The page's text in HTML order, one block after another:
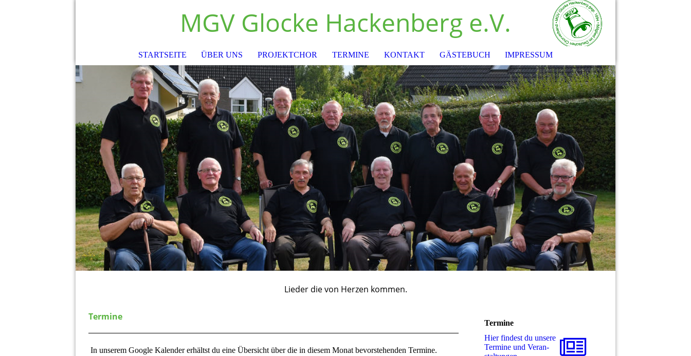
MGV Glocke Hackenberg e.V.
STARTSEITE ÜBER UNS PROJEKTCHOR TERMINE KONTAKT GÄSTEBUCH IMPRESSUM
Lieder die von Herzen kommen.
Termine
In unserem Google Kalender erhältst du eine Übersicht über die in diesem Monat bevorstehenden Termine.
Termine
Hier findest du unsere
Termine und Ver­an­